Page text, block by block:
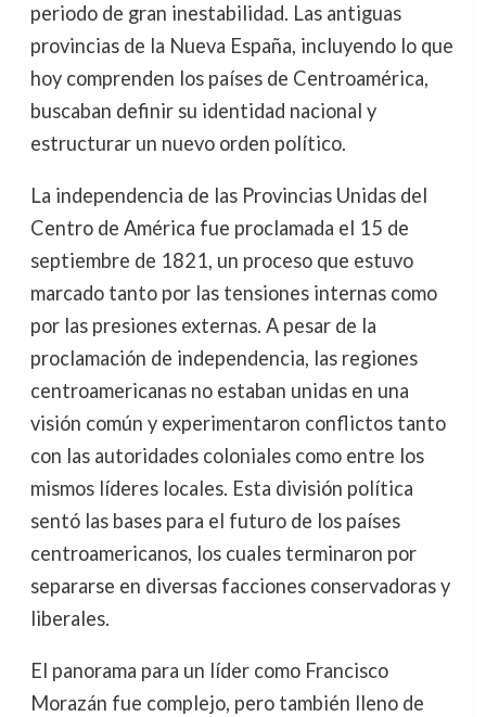
periodo de gran inestabilidad. Las antiguas
provincias de la Nueva España, incluyendo lo que
hoy comprenden los países de Centroamérica,
buscaban definir su identidad nacional y
estructurar un nuevo orden político.
La independencia de las Provincias Unidas del
Centro de América fue proclamada el 15 de
septiembre de 1821, un proceso que estuvo
marcado tanto por las tensiones internas como
por las presiones externas. A pesar de la
proclamación de independencia, las regiones
centroamericanas no estaban unidas en una
visión común y experimentaron conflictos tanto
con las autoridades coloniales como entre los
mismos líderes locales. Esta división política
sentó las bases para el futuro de los países
centroamericanos, los cuales terminaron por
separarse en diversas facciones conservadoras y
liberales.
El panorama para un líder como Francisco
Morazán fue complejo, pero también lleno de